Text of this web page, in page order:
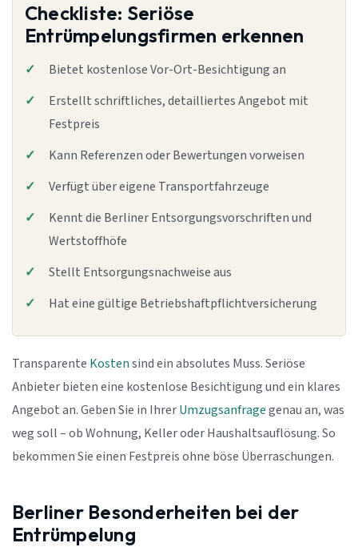
Checkliste: Seriöse
Entrümpelungsfirmen erkennen
Bietet kostenlose Vor-Ort-Besichtigung an
Erstellt schriftliches, detailliertes Angebot mit
Festpreis
Kann Referenzen oder Bewertungen vorweisen
Verfügt über eigene Transportfahrzeuge
Kennt die Berliner Entsorgungsvorschriften und
Wertstoffhöfe
Stellt Entsorgungsnachweise aus
Hat eine gültige Betriebshaftpflichtversicherung
Transparente Kostensind ein absolutes Muss. Seriöse
Anbieter bieten eine kostenlose Besichtigung und ein klares
Angebot an. Geben Sie in IhrerUmzugsanfragegenau an, was
weg soll – ob Wohnung, Keller oder Haushaltsauflösung. So
bekommen Sie einen Festpreis ohne böse Überraschungen.
Berliner Besonderheiten bei der
Entrümpelung